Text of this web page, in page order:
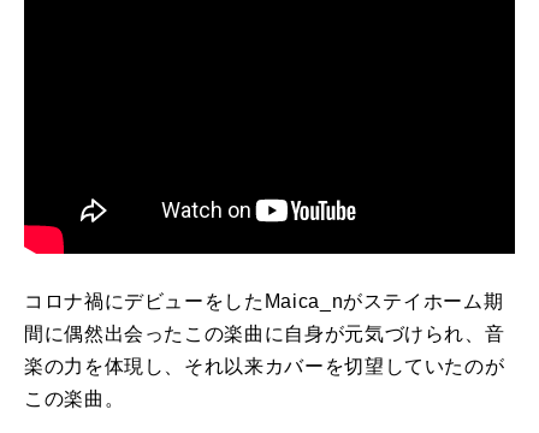
コロナ禍にデビューをした Maica_nがステイホーム期
間に偶然出会ったこの楽曲に自身が元気づけられ、音
楽の力を体現し、それ以来カバーを切望していたのが
この楽曲。